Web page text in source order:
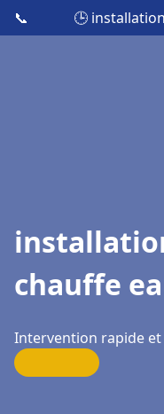
📞 🕒
chauffe
Intervention rapide et